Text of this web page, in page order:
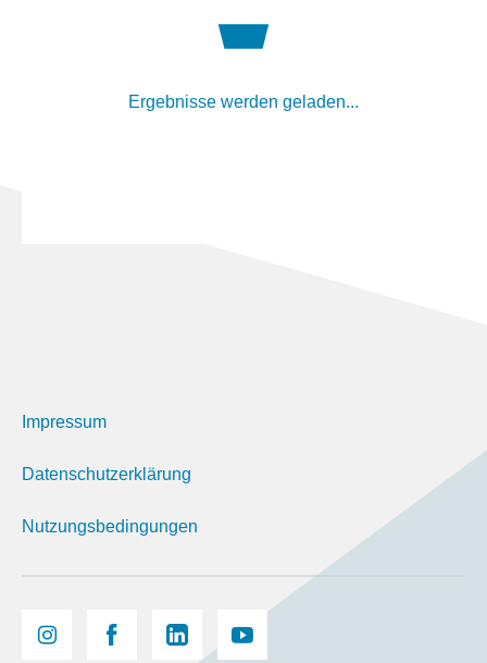
Ergebnisse werden geladen...
Impressum
Datenschutzerklärung
Nutzungsbedingungen